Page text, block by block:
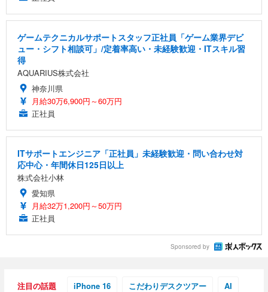
ゲームテクニカルサポートスタッフ正社員「ゲーム業界デビ
ュー・シフト相談可」/定着率高い・未経験歓迎・ITスキル習
得
AQUARIUS株式会社
神奈川県
月給30万6,900円～60万円
正社員
ITサポートエンジニア「正社員」未経験歓迎・問い合わせ対
応中心・年間休日125日以上
株式会社小林
愛知県
月給32万1,200円～50万円
正社員
Sponsored by
注目の話題 iPhone 16 こだわりデスクツアー AI